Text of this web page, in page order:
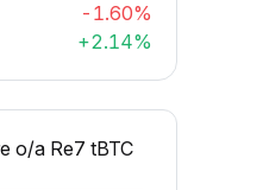
-1.60%
+2.14%
o/a Re7 tBTC